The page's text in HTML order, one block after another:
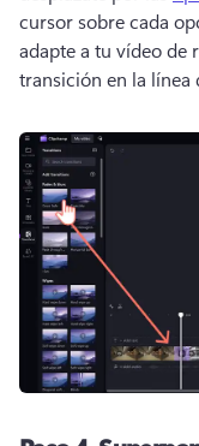
cursor sobre cada
adapte a tu vídeo de
transición en la línea